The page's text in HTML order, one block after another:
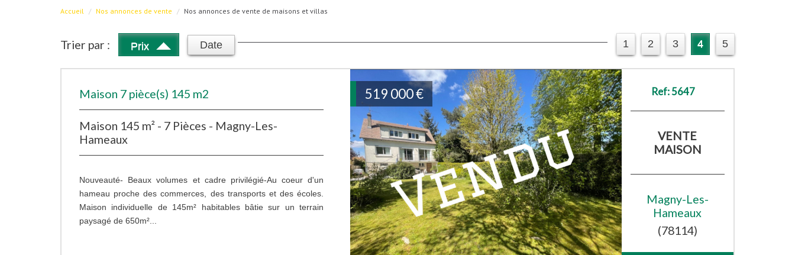
Accueil Nos annonces de vente Nos annonces de vente de maisons et villas
Trier par : Prix Date 1 2 3 4 5
519 000€
Maison 7 pièce(s) 145 m2
Maison 145 m² - 7 Pièces - Magny-Les-
Hameaux
Nouveauté- Beaux volumes et cadre privilégié-Au coeur d'un
hameau proche des commerces, des transports et des écoles.
Maison individuelle de 145m² habitables bâtie sur un terrain
paysagé de 650m²...
Ref: 5647
VENTE
MAISON
Magny-Les-
Hameaux
(78114)